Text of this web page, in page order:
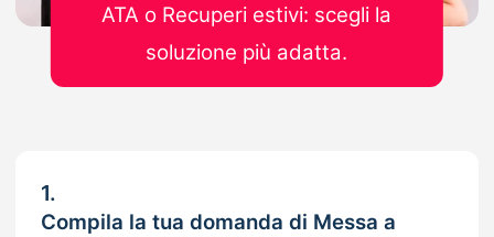
1.
Compila la tua domanda di Messa a
ATA o Recuperi estivi: scegli la
soluzione più adatta.